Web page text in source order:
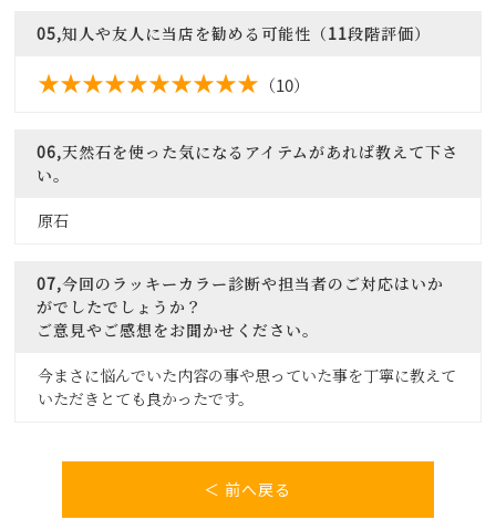
05,知人や友人に当店を勧める可能性（11段階評価）
（10）
06,天然石を使った気になるアイテムがあれば教えて下さ
い。
原石
07,今回のラッキーカラー診断や担当者のご対応はいか
がでしたでしょうか？
ご意見やご感想をお聞かせください。
今まさに悩んでいた内容の事や思っていた事を丁寧に教えて
いただきとても良かったです。
＜ 前へ戻る